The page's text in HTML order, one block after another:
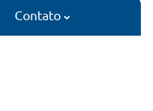
Contato